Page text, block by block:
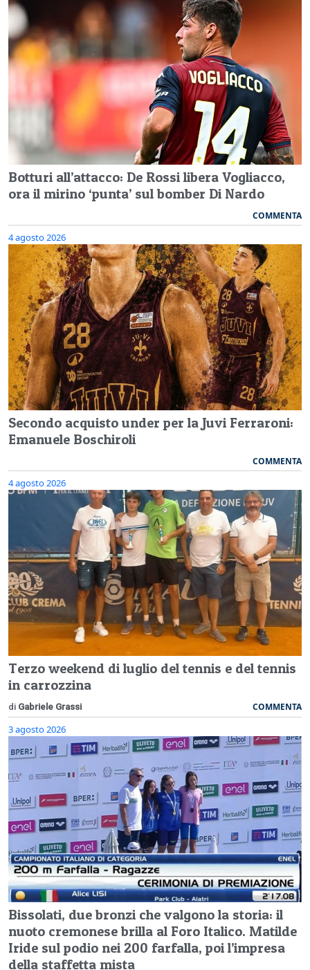
Botturi all’attacco: De Rossi libera Vogliacco,
ora il mirino ‘punta’ sul bomber Di Nardo
COMMENTA
4 agosto 2026
Secondo acquisto under per la Juvi Ferraroni:
Emanuele Boschiroli
COMMENTA
4 agosto 2026
Terzo weekend di luglio del tennis e del tennis
in carrozzina
di Gabriele Grassi COMMENTA
3 agosto 2026
Bissolati, due bronzi che valgono la storia: il
nuoto cremonese brilla al Foro Italico. Matilde
Iride sul podio nei 200 farfalla, poi l’impresa
della staffetta mista